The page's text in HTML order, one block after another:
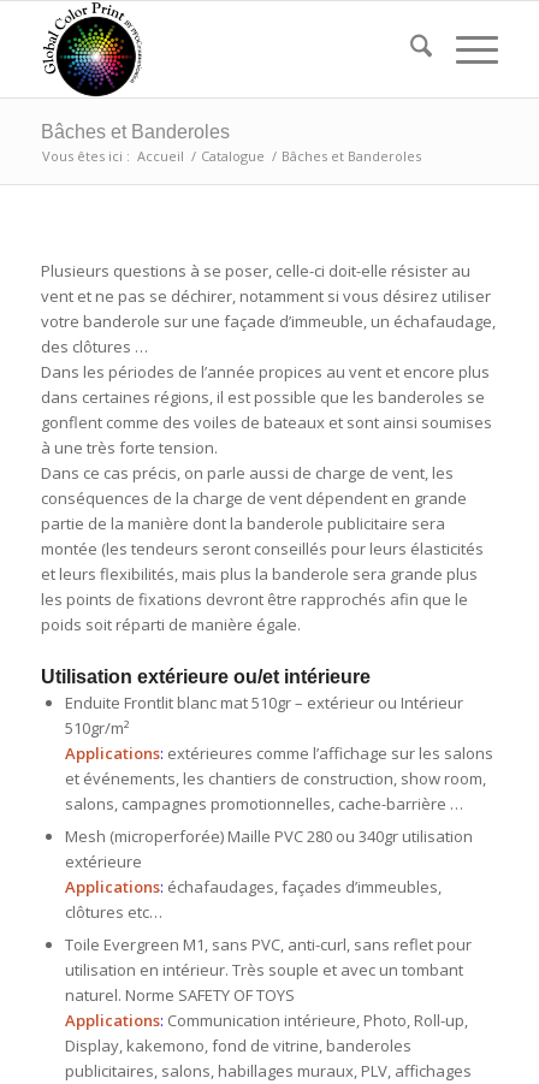
Bâches et Banderoles
Vous êtes ici : Accueil / Catalogue / Bâches et Banderoles
Plusieurs questions à se poser, celle-ci doit-elle résister au
vent et ne pas se déchirer, notamment si vous désirez utiliser
votre banderole sur une façade d’immeuble, un échafaudage,
des clôtures …
Dans les périodes de l’année propices au vent et encore plus
dans certaines régions, il est possible que les banderoles se
gonflent comme des voiles de bateaux et sont ainsi soumises
à une très forte tension.
Dans ce cas précis, on parle aussi de charge de vent, les
conséquences de la charge de vent dépendent en grande
partie de la manière dont la banderole publicitaire sera
montée (les tendeurs seront conseillés pour leurs élasticités
et leurs flexibilités, mais plus la banderole sera grande plus
les points de fixations devront être rapprochés afin que le
poids soit réparti de manière égale.
Utilisation extérieure ou/et intérieure
Enduite Frontlit blanc mat 510gr – extérieur ou Intérieur
510gr/m²
Applications: extérieures comme l’affichage sur les salons
et événements, les chantiers de construction, show room,
salons, campagnes promotionnelles, cache-barrière …
Mesh (microperforée) Maille PVC 280 ou 340gr utilisation
extérieure
Applications: échafaudages, façades d’immeubles,
clôtures etc…
Toile Evergreen M1, sans PVC, anti-curl, sans reflet pour
utilisation en intérieur. Très souple et avec un tombant
naturel. Norme SAFETY OF TOYS
Applications: Communication intérieure, Photo, Roll-up,
Display, kakemono, fond de vitrine, banderoles
publicitaires, salons, habillages muraux, PLV, affichages